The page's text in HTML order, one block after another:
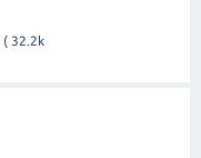
( 32.2k